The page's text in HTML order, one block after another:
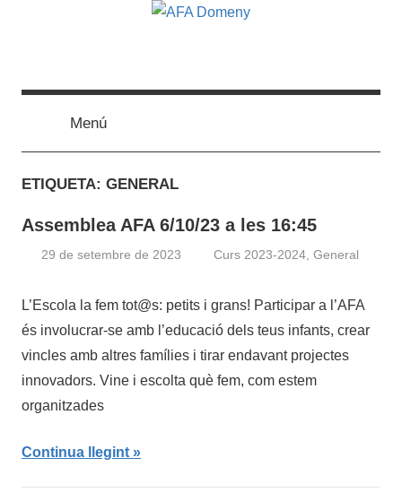
AFA
Domeny
Menú
ETIQUETA: GENERAL
Assemblea AFA 6/10/23 a les 16:45
29 de setembre de 2023
Curs 2023-2024 ,General
L’Escola la fem tot@s: petits i grans! Participar a l’AFA
és involucrar-se amb l’educació dels teus infants, crear
vincles amb altres famílies i tirar endavant projectes
innovadors. Vine i escolta què fem, com estem
organitzades
Continua llegint